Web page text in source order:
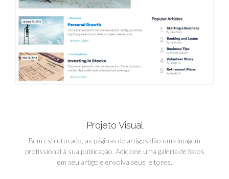
Projeto Visual
Bem estruturado, as páginas de artigos dão uma imagem
profissional à sua publicação. Adicione uma galeria de fotos
em seu artigo e envolva seus leitores.